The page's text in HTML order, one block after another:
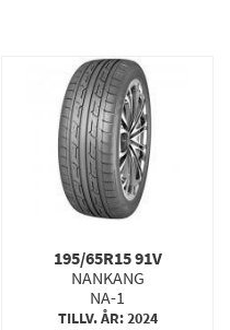
195/65R15 91V
NANKANG
NA-1
TILLV. ÅR: 2024